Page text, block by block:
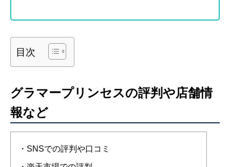
目次
グラマープリンセスの評判や店舗情
報など
・SNSでの評判や口コミ